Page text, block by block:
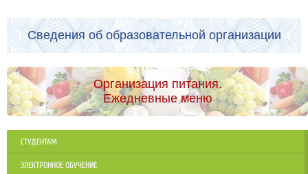
Сведения об образовательной организации
Организация питания.
Ежедневные меню
СТУДЕНТАМ
ЭЛЕКТРОННОЕ ОБУЧЕНИЕ